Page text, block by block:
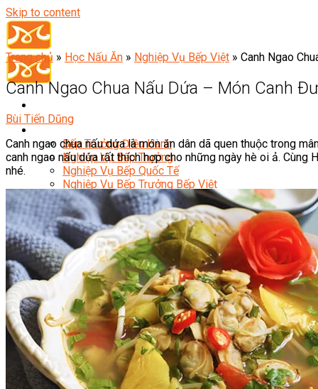
Skip to content
Bếp Trưởng Điều Hành
Nghiệp Vụ Bếp Trưởng
Nghiệp Vụ Bếp Quốc Tế
Nghiệp Vụ Bếp Trưởng Bếp Việt
Nghiệp Vụ Bếp Trưởng Bếp Âu
Nghiệp Vụ Bếp Trưởng Bếp Á
Nghiệp Vụ Bếp Trưởng Bếp Nhật
Nghiệp Vụ Bếp Trưởng Bếp Hoa
Nghiệp Vụ Bếp Hàn
Nghiệp Vụ Bếp Thái
Nghiệp Vụ Bếp Chay
Nghiệp Vụ Quản Lý Bếp
Nghiệp Vụ Cấp Dưỡng
Nghiệp Vụ Bếp Phụ
Điểm Tâm Hồng Kông
Eat Clean
Food Stylist
Master Class
Trang chủ » Học Nấu Ăn » Nghiệp Vụ Bếp Việt » Canh Ngao
Canh Ngao Chua Nấu Dứa – Món Canh
Bùi Tiến Dũng
Canh ngao chua nấu dứa là món ăn dân dã quen thuộc trong
canh ngao nấu dứa rất thích hợp cho những ngày hè oi ả. Cùng
nhé.